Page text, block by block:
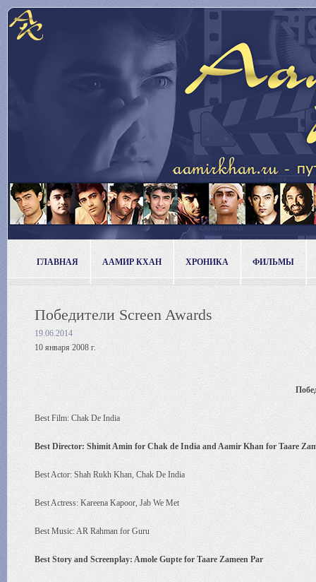
ГЛАВНАЯ ААМИР КХАН ХРОНИКА ФИЛЬМЫ
Победители Screen Awards
19.06.2014
10 января 2008 г.
Best Film: Chak De India
Best Director: Shimit Amin for Chak de India and Aamir Khan for Taare
Best Actor: Shah Rukh Khan, Chak De India
Best Actress: Kareena Kapoor, Jab We Met
Best Music: AR Rahman for Guru
Best Story and Screenplay: Amole Gupte for Taare Zameen Par